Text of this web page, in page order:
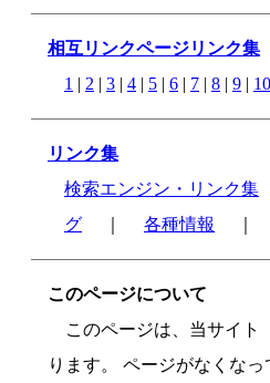
相互リンクページリンク集
1 | 2 | 3 | 4 | 5 | 6 | 7 | 8 | 9 | 10
リンク集
検索エンジン・リンク集
グ
各種情報
このページについて
このページは、当サイト
ります。 ページがなくな